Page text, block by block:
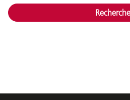
Recherche